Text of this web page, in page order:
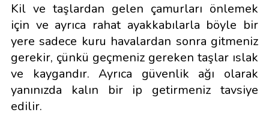
Kil ve taşlardan gelen çamurları önlemek
için ve ayrıca rahat ayakkabılarla böyle bir
yere sadece kuru havalardan sonra gitmeniz
gerekir, çünkü geçmeniz gereken taşlar ıslak
ve kaygandır. Ayrıca güvenlik ağı olarak
yanınızda kalın bir ip getirmeniz tavsiye
edilir.